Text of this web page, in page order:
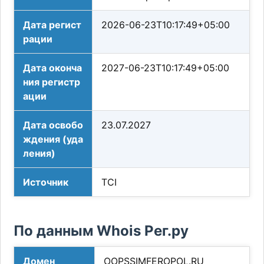
Дата регист
рации
2026-06-23T10:17:49+05:00
Дата оконча
ния регистр
ации
2027-06-23T10:17:49+05:00
Дата освобо
ждения (уда
ления)
23.07.2027
Источник TCI
По данным Whois Рег.ру
Домен OOPSSIMFEROPOL.RU